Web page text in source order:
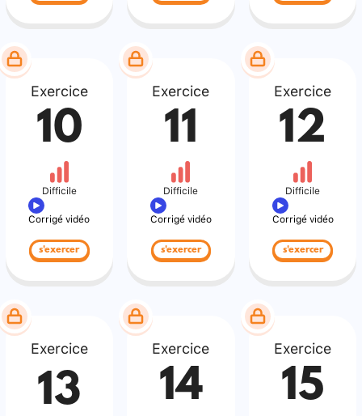
Exercice
10
Difficile
Corrigé vidéo
s'exercer
Exercice
11
Difficile
Corrigé vidéo
s'exercer
Exercice
12
Difficile
Corrigé vidéo
s'exercer
Exercice
13
Exercice
14
Exercice
15